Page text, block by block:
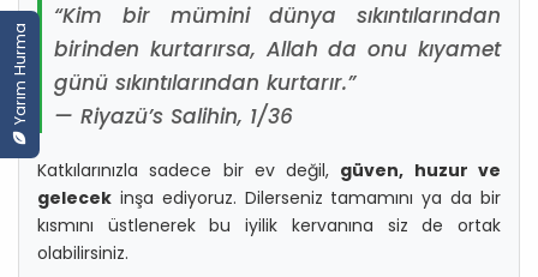
Yarım Hurma
“Kim bir mümini dünya sıkıntılarından
birinden kurtarırsa, Allah da onu kıyamet
günü sıkıntılarından kurtarır.”
— Riyazü’s Salihin, 1/36
Katkılarınızla sadece bir ev değil, güven, huzur ve
gelecek inşa ediyoruz. Dilerseniz tamamını ya da bir
kısmını üstlenerek bu iyilik kervanına siz de ortak
olabilirsiniz.